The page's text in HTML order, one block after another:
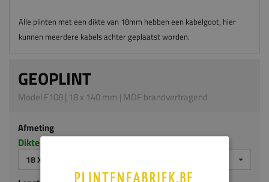
Alle plinten met een dikte van 18mm hebben een kabelgoot, hier
kunnen meerdere kabels achter geplaatst worden.
GEOPLINT
Model F108 | 18 x 140 mm | MDF brandvertragend
Afmeting
Dikte x hoogte in millimeters
18 X 140 MM